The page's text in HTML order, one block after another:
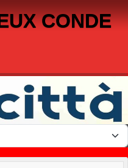
CONDE